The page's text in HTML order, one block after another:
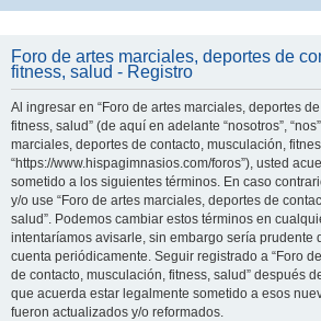
Foro de artes marciales, deportes de
fitness, salud - Registro
Al ingresar en “Foro de artes marciales, deportes
fitness, salud” (de aquí en adelante “nosotros”,
marciales, deportes de contacto, musculación,
“https://www.hispagimnasios.com/foros”), usted
sometido a los siguientes términos. En caso
y/o use “Foro de artes marciales, deportes de
salud”. Podemos cambiar estos términos en
intentaríamos avisarle, sin embargo sería prudente
cuenta periódicamente. Seguir registrado a “Foro
de contacto, musculación, fitness, salud” después
que acuerda estar legalmente sometido a esos
fueron actualizados y/o reformados.